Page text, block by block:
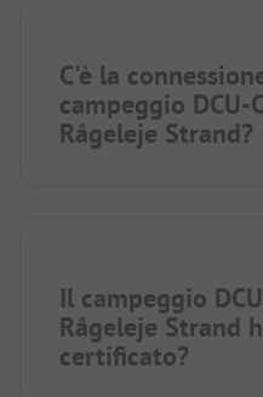
C'è la
campeggio DCU-
Rågeleje Strand?
Il campeggio
Rågeleje Strand
certificato?